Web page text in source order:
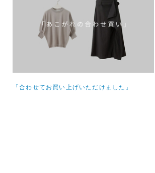
「合わせてお買い上げいただけました」